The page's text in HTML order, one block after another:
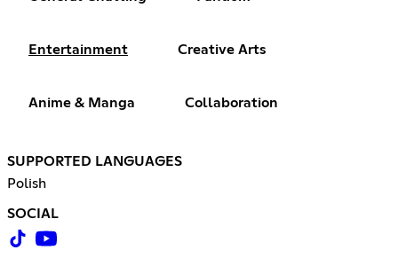
Entertainment Creative Arts
Anime & Manga Collaboration
SUPPORTED LANGUAGES
Polish
SOCIAL